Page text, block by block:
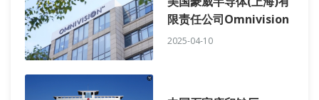
限责任公司Omnivision
2025-04-10